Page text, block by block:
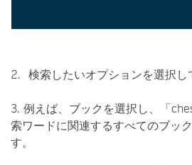
2. 検索したいオプションを選択し
3. 例えば、ブックを選択し、「
索ワードに関連するすべてのブッ
す。